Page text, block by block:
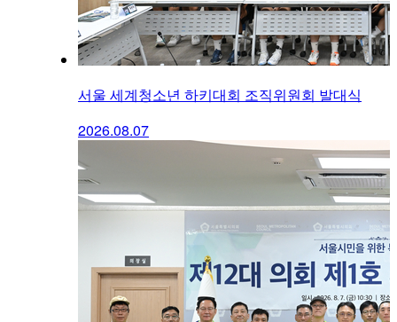
서울 세계청소년 하키대회 조직위원회 발대식
2026.08.07